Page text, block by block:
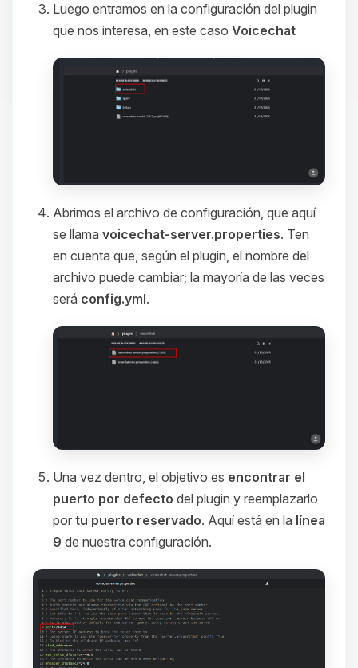
Luego entramos en la configuración del plugin
que nos interesa, en este caso Voicechat
Abrimos el archivo de configuración, que aquí
se llama voicechat-server.properties. Ten
en cuenta que, según el plugin, el nombre del
archivo puede cambiar; la mayoría de las veces
será config.yml.
Una vez dentro, el objetivo es encontrar el
puerto por defecto del plugin y reemplazarlo
por tu puerto reservado. Aquí está en la línea
9 de nuestra configuración.